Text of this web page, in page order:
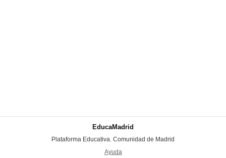
EducaMadrid
Plataforma Educativa. Comunidad de Madrid
Ayuda